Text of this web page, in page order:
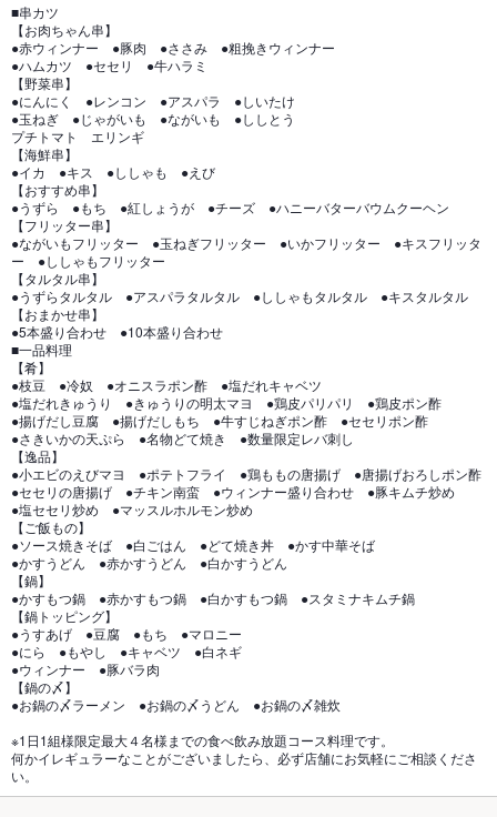
■串カツ
【お肉ちゃん串】
●赤ウィンナー ●豚肉 ●ささみ ●粗挽きウィンナー
●ハムカツ ●セセリ ●牛ハラミ
【野菜串】
●にんにく ●レンコン ●アスパラ ●しいたけ
●玉ねぎ ●じゃがいも ●ながいも ●ししとう
プチトマト エリンギ
【海鮮串】
●イカ ●キス ●ししゃも ●えび
【おすすめ串】
●うずら ●もち ●紅しょうが ●チーズ ●ハニーバターバウムクーヘン
【フリッター串】
●ながいもフリッター ●玉ねぎフリッター ●いかフリッター ●キスフリッタ
ー ●ししゃもフリッター
【タルタル串】
●うずらタルタル ●アスパラタルタル ●ししゃもタルタル ●キスタルタル
【おまかせ串】
●5本盛り合わせ ●10本盛り合わせ
■一品料理
【肴】
●枝豆 ●冷奴 ●オニスラポン酢 ●塩だれキャベツ
●塩だれきゅうり ●きゅうりの明太マヨ ●鶏皮パリパリ ●鶏皮ポン酢
●揚げだし豆腐 ●揚げだしもち ●牛すじねぎポン酢 ●セセリポン酢
●さきいかの天ぷら ●名物どて焼き ●数量限定レバ刺し
【逸品】
●小エビのえびマヨ ●ポテトフライ ●鶏ももの唐揚げ ●唐揚げおろしポン酢
●セセリの唐揚げ ●チキン南蛮 ●ウィンナー盛り合わせ ●豚キムチ炒め
●塩セセリ炒め ●マッスルホルモン炒め
【ご飯もの】
●ソース焼きそば ●白ごはん ●どて焼き丼 ●かす中華そば
●かすうどん ●赤かすうどん ●白かすうどん
【鍋】
●かすもつ鍋 ●赤かすもつ鍋 ●白かすもつ鍋 ●スタミナキムチ鍋
【鍋トッピング】
●うすあげ ●豆腐 ●もち ●マロニー
●にら ●もやし ●キャベツ ●白ネギ
●ウィンナー ●豚バラ肉
【鍋の〆】
●お鍋の〆ラーメン ●お鍋の〆うどん ●お鍋の〆雑炊
※1日1組様限定最大４名様までの食べ飲み放題コース料理です。
何かイレギュラーなことがございましたら、必ず店舗にお気軽にご相談くださ
い。